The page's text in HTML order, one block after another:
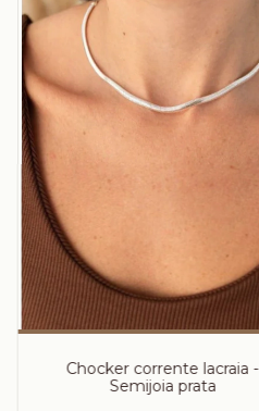
Chocker corrente lacraia -
Semijoia prata